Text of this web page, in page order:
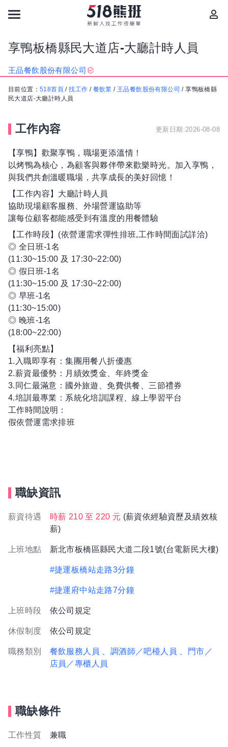
享鴨板橋縣民大道店-大廳計時人員
王品餐飲股份有限公司
目前位置： 518首頁 /找工作 / 餐飲業 / 王品餐飲股份有限公司 /享鴨板橋縣
民大道店-大廳計時人員
工作內容 更新日期:2026-08-08
【享鴨】歡聚享鴨，職場更添溫情！
以烤鴨為核心，為顧客與夥伴帶來歡樂時光。加入享鴨，
與我們共創溫暖職場，共享成長的美好回憶！
【工作內容】大廳計時人員
協助現場顧客服務、外場營運協助等
讓每位顧客都能感受到有溫度的用餐體驗
【工作時段】(依營運需求彈性排班,工作時間面試詳洽)
◎ 全日班-1名
(11:30~15:00 及 17:30~22:00)
◎ 假日班-1名
(11:30~15:00 及 17:30~22:00)
◎ 早班-1名
(11:30~15:00)
◎ 晚班-1名
(18:00~22:00)
【福利亮點】
1.入職即享有：集團用餐八折優惠
2.薪資最優勢：月績效獎金、年終獎金
3.同仁最滿意：國外旅遊、免費供餐、三節禮券
4.培訓最專業：系統化培訓課程、線上學習平台
工作時間說明：
假依營運需求排班
職缺資訊
薪資待遇 時薪 210 至 220 元 (薪資依經驗資歷及績效核
薪)
上班地點 新北市板橋區縣民大道二段1號(台電新民大樓)
#捷運板橋站走路3分鐘
#捷運府中站走路7分鐘
上班時段 依公司規定
休假制度 依公司規定
職務類別 餐飲服務人員 、調酒師／吧檯人員
、門市／
店員／專櫃人員
職缺條件
工作性質 兼職